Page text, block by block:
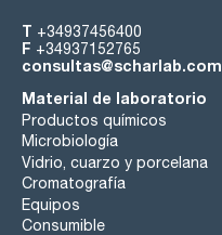
T +34937456400
F +34937152765
consultas@scharlab.com
Material de laboratorio
Productos químicos
Microbiología
Vidrio, cuarzo y porcelana
Cromatografía
Equipos
Consumible